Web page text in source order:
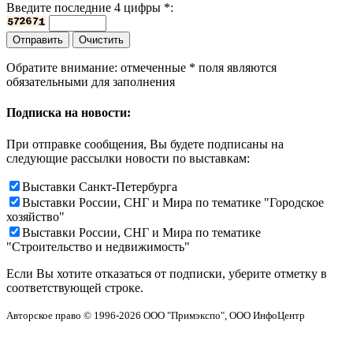
Введите последние 4 цифры *:
Обратите внимание: отмеченные * поля являются
обязательными для заполнения
Подписка на новости:
При отправке сообщения, Вы будете подписаны на
следующие рассылки новости по выставкам:
Выставки Санкт-Петербурга
Выставки России, СНГ и Мира по тематике "Городское
хозяйство"
Выставки России, СНГ и Мира по тематике
"Строительство и недвижимость"
Если Вы хотите отказаться от подписки, уберите отметку в
соответствующей строке.
Авторское право © 1996-2026 OOO "Примэкспо", ООО ИнфоЦентр